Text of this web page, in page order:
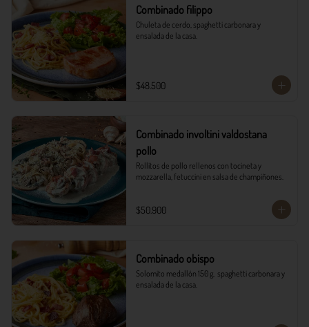
Combinado filippo
Chuleta de cerdo, spaghetti carbonara y
ensalada de la casa.
$48.500
Combinado involtini valdostana
pollo
Rollitos de pollo rellenos con tocineta y
mozzarella, fetuccini en salsa de champiñones.
$50.900
Combinado obispo
Solomito medallón 150 g,  spaghetti carbonara y
ensalada de la casa.